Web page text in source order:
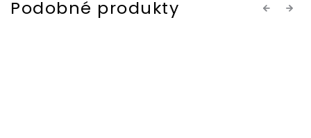
Previous
Next